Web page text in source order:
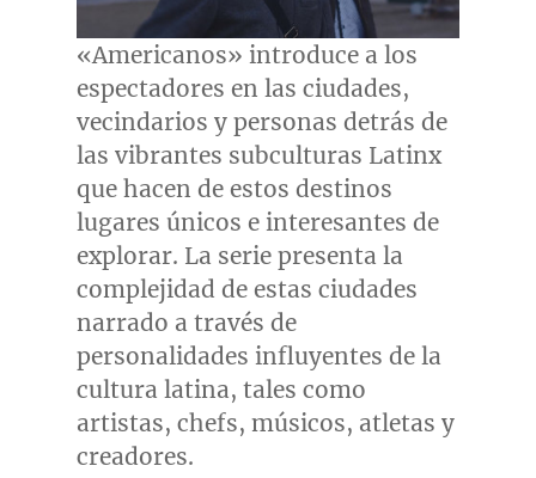
«Americanos» introduce a los
espectadores en las ciudades,
vecindarios y personas detrás de
las vibrantes subculturas Latinx
que hacen de estos destinos
lugares únicos e interesantes de
explorar. La serie presenta la
complejidad de estas ciudades
narrado a través de
personalidades influyentes de la
cultura latina, tales como
artistas, chefs, músicos, atletas y
creadores.